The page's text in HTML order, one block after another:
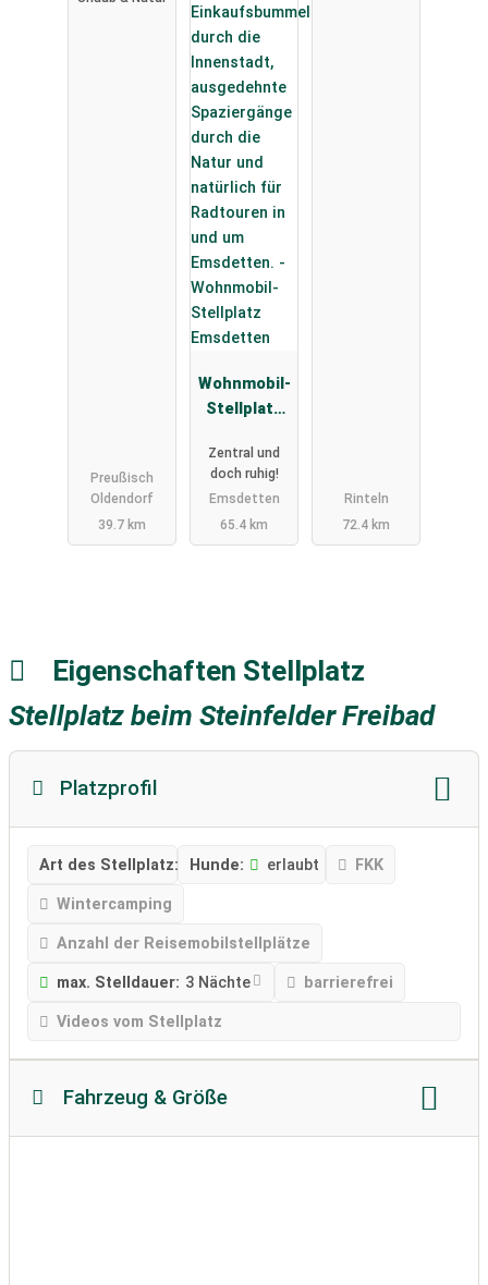
Preußisch
Oldendorf
39.7 km
Wohnmobil-
Stellplatz
Zentral und
doch ruhig!
Emsdetten
65.4 km
Rinteln
72.4 km
Eigenschaften Stellplatz
Stellplatz beim Steinfelder Freibad
Platzprofil
Art des Stellplatz: Hunde: erlaubt FKK
Wintercamping
Anzahl der Reisemobilstellplätze
max. Stelldauer: 3 Nächte barrierefrei
Videos vom Stellplatz
Fahrzeug & Größe